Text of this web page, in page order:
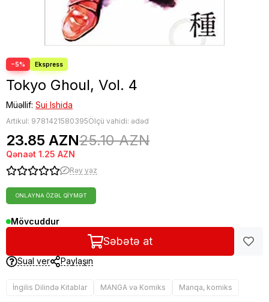
−5%
Tokyo Ghoul, Vol. 4
Müəllif: Sui Ishida
Artikul: 9781421580395Ölçü vahidi: ədəd
23.85 AZN25.10 AZN
Qənaət 1.25 AZN
Rəy yaz
ONLAYNA ÖZƏL QIYMƏT
Mövcuddur
Səbətə at
Sual ver Paylaşın
İngilis Dilində Kitablar MANGA və Komiks Manqa, komiks